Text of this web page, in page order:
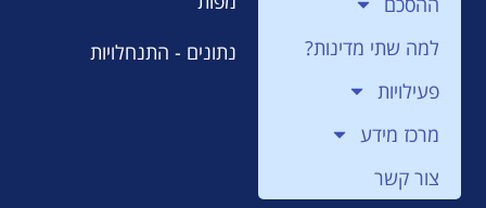
למה שתי מדינות?
פעילויות
מרכז מידע
צור קשר
נתונים - התנחלויות